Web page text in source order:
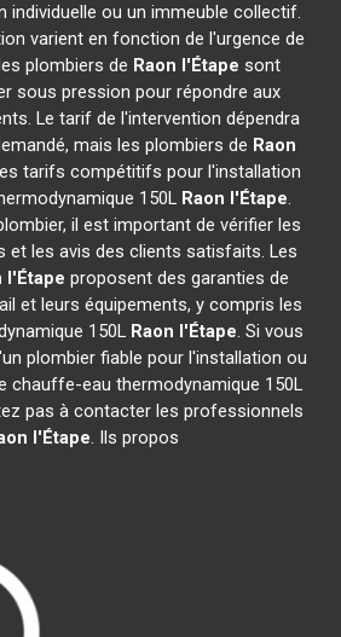
individuelle ou un immeuble collectif.
varient en fonction de l'urgence de
plombiers de Raon l'Étape sont
sous pression pour répondre aux
Le tarif de l'intervention dépendra
mais les plombiers de Raon
tarifs compétitifs pour l'installation
150L Raon l'Étape.
il est important de vérifier les
et les avis des clients satisfaits. Les
l'Étape proposent des garanties de
et leurs équipements, y compris les
150L Raon l'Étape. Si vous
plombier fiable pour l'installation ou
chauffe-eau thermodynamique 150L
pas à contacter les professionnels
l'Étape. Ils propos